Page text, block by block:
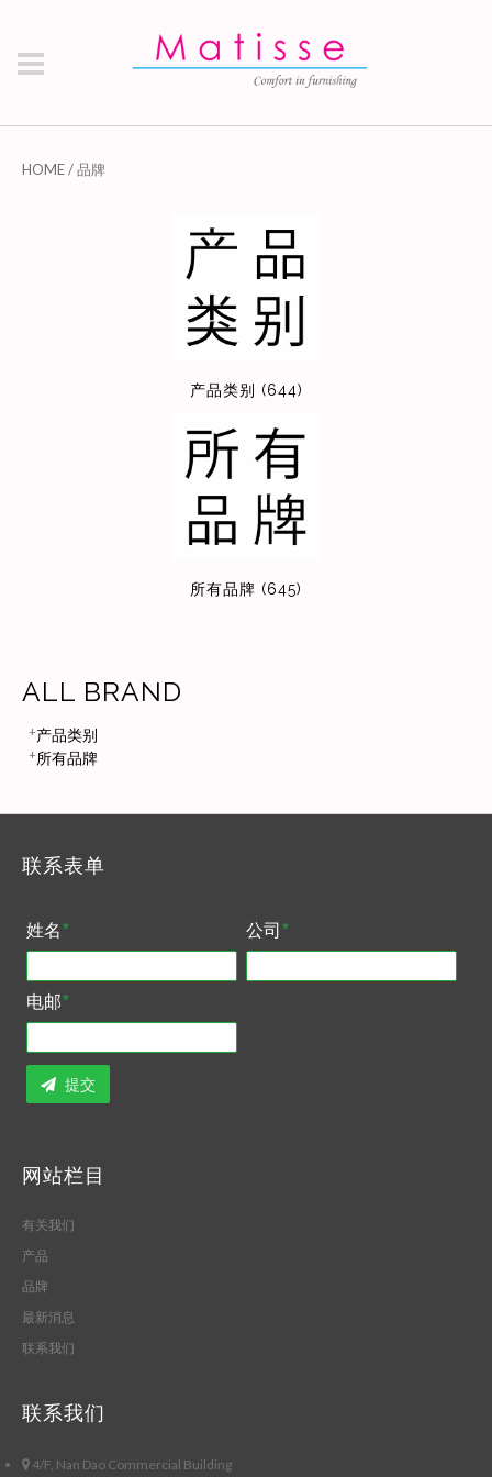
HOME/品牌
ALL BRAND
产品类别
所有品牌
产品类别 (644)
所有品牌 (645)
联系表单
姓名*
电邮*
提交
公司 *
网站栏目
有关我们
产品
品牌
最新消息
联系我们
联系我们
4/F, Nan Dao Commercial Building